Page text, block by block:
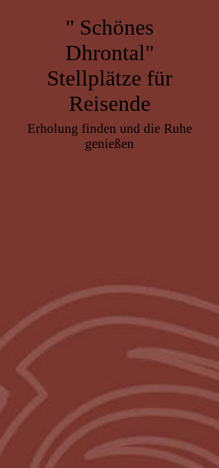
" Schönes
Dhrontal"
Stellplätze für
Reisende
Erholung finden und die Ruhe
genießen